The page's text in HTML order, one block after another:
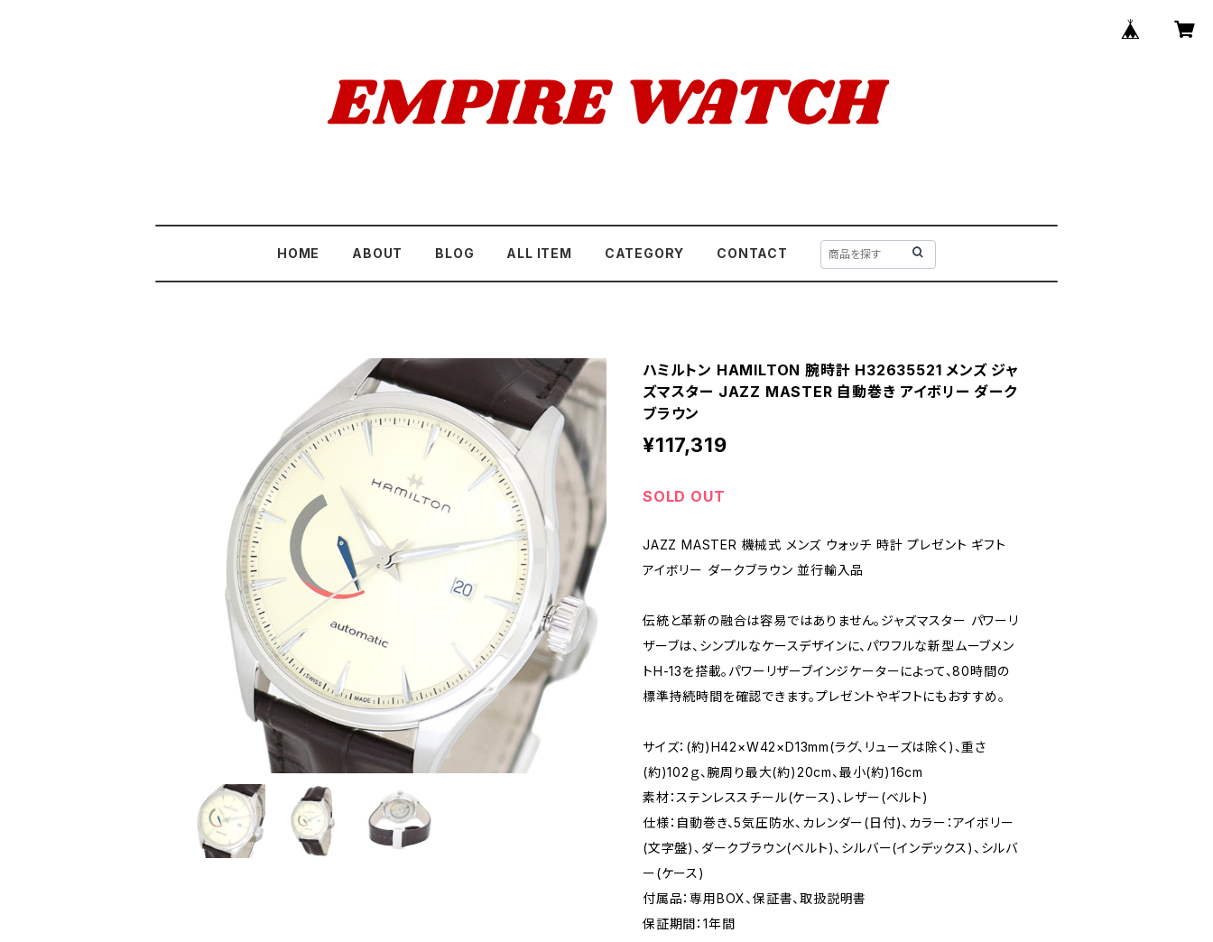
HOME ABOUT BLOG ALL ITEM CATEGORY CONTACT
ハミルトン HAMILTON 腕時計 H32635521 メンズ ジャ
ズマスター JAZZ MASTER 自動巻き アイボリー ダーク
ブラウン
¥117,319
SOLD OUT
JAZZ MASTER 機械式 メンズ ウォッチ 時計 プレゼント ギフト
アイボリー ダークブラウン 並行輸入品
伝統と革新の融合は容易ではありません。ジャズマスター パワーリ
ザーブは、シンプルなケースデザインに、パワフルな新型ムーブメン
トH-13を搭載。パワーリザーブインジケーターによって、80時間の
標準持続時間を確認できます。プレゼントやギフトにもおすすめ。
サイズ：(約)H42×W42×D13mm(ラグ、リューズは除く)、重さ
(約)102ｇ、腕周り最大(約)20cm、最小(約)16cm
素材：ステンレススチール(ケース)、レザー(ベルト)
仕様：自動巻き、5気圧防水、カレンダー(日付)、カラー：アイボリー
(文字盤)、ダークブラウン(ベルト)、シルバー(インデックス)、シルバ
ー(ケース)
付属品：専用BOX、保証書、取扱説明書
保証期間：1年間